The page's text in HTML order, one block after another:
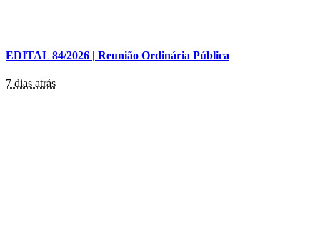
EDITAL 84/2026 | Reunião Ordinária Pública
7 dias atrás